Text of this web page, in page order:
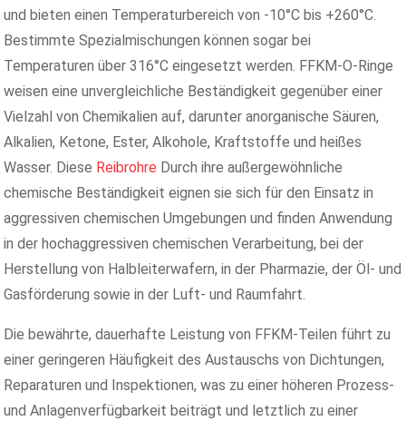
und bieten einen Temperaturbereich von -10°C bis +260°C.
Bestimmte Spezialmischungen können sogar bei
Temperaturen über 316°C eingesetzt werden. FFKM-O-Ringe
weisen eine unvergleichliche Beständigkeit gegenüber einer
Vielzahl von Chemikalien auf, darunter anorganische Säuren,
Alkalien, Ketone, Ester, Alkohole, Kraftstoffe und heißes
Wasser. Diese Reibrohre Durch ihre außergewöhnliche
chemische Beständigkeit eignen sie sich für den Einsatz in
aggressiven chemischen Umgebungen und finden Anwendung
in der hochaggressiven chemischen Verarbeitung, bei der
Herstellung von Halbleiterwafern, in der Pharmazie, der Öl- und
Gasförderung sowie in der Luft- und Raumfahrt.
Die bewährte, dauerhafte Leistung von FFKM-Teilen führt zu
einer geringeren Häufigkeit des Austauschs von Dichtungen,
Reparaturen und Inspektionen, was zu einer höheren Prozess-
und Anlagenverfügbarkeit beiträgt und letztlich zu einer